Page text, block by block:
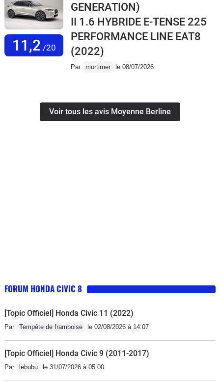
11,2 /20
GENERATION)
II 1.6 HYBRIDE E-TENSE 225
PERFORMANCE LINE EAT8
(2022)
Par mortimer le 08/07/2026
Voir tous les avis Moyenne Berline
FORUM HONDA CIVIC 8
[Topic Officiel] Honda Civic 11 (2022)
Par Tempête de framboise le 02/08/2026 à 14:07
[Topic Officiel] Honda Civic 9 (2011-2017)
Par lebubu le 31/07/2026 à 05:00